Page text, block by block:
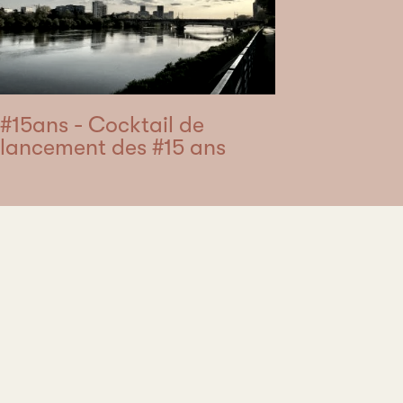
#15ans - Cocktail de
lancement des #15 ans